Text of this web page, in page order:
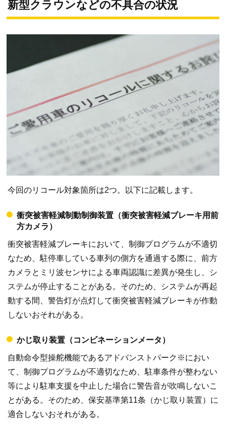
新型クラウンなどの不具合の状況
今回のリコール対象箇所は2つ。以下に記載します。
衝突被害軽減制動制御装置（衝突被害軽減ブレーキ用前
方カメラ）
衝突被害軽減ブレーキにおいて、制御プログラムが不適切
なため、駐停車している車列の側方を通過する際に、前方
カメラとミリ波センサによる車両認識に差異が発生し、シ
ステムが停止することがある。そのため、システムが再起
動する間、警告灯が点灯して衝突被害軽減ブレーキが作動
しないおそれがある。
かじ取り装置（コンビネーションメータ）
自動命令型操舵機能であるアドバンストパーク※におい
て、制御プログラムが不適切なため、駐車条件が整わない
等により駐車支援を中止した場合に警告音が吹鳴しないこ
とがある。そのため、保安基準第11条（かじ取り装置）に
適合しないおそれがある。